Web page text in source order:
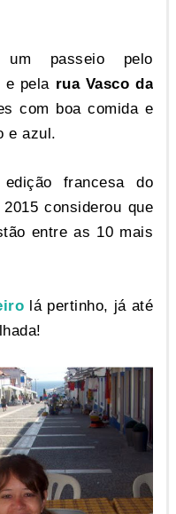
passeio pelo
e pela rua Vasco da
com boa comida e
e azul.
francesa do
considerou que
entre as 10 mais
lá pertinho, já até